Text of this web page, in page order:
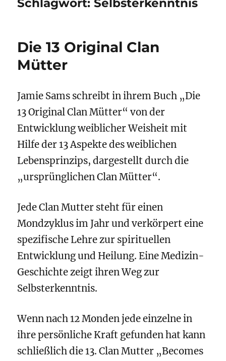
Schlagwort:Selbsterkenntnis
Die 13 Original Clan
Mütter
Jamie Sams schreibt in ihrem Buch „Die
13 Original Clan Mütter“ von der
Entwicklung weiblicher Weisheit mit
Hilfe der 13 Aspekte des weiblichen
Lebensprinzips, dargestellt durch die
„ursprünglichen Clan Mütter“.
Jede Clan Mutter steht für einen
Mondzyklus im Jahr und verkörpert eine
spezifische Lehre zur spirituellen
Entwicklung und Heilung. Eine Medizin-
Geschichte zeigt ihren Weg zur
Selbsterkenntnis.
Wenn nach 12 Monden jede einzelne in
ihre persönliche Kraft gefunden hat kann
schließlich die 13. Clan Mutter „Becomes